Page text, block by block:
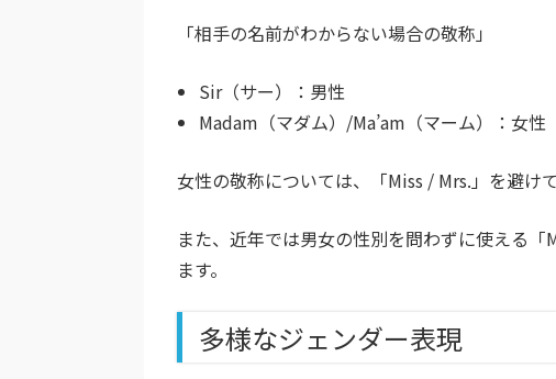
「相手の名前がわからない場合の敬称」
Sir（サー）：男性
Madam（マダム）/Ma’am（マーム）：女性
女性の敬称については、「Miss / Mrs.」を避け
また、近年では男女の性別を問わずに使える
ます。
多様なジェンダー表現